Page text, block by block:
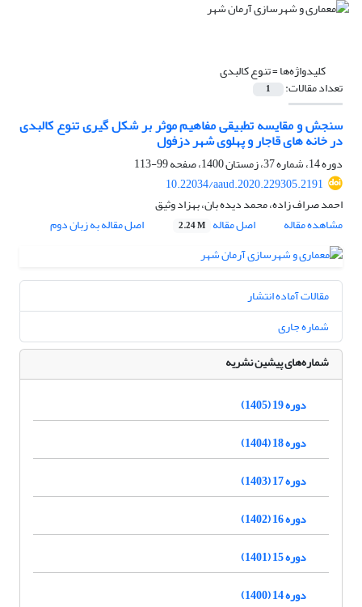
کلیدواژه‌ها =تنوع کالبدی
تعداد مقالات: 1
سنجش و مقایسه تطبیقی مفاهیم موثر بر شکل گیری تنوع کالبدی
در خانه های قاجار و پهلوی شهر دزفول
دوره 14، شماره 37، زمستان 1400، صفحه
99-113
10.22034/aaud.2020.229305.2191
احمد صراف زاده، محمد دیده بان، بهزاد وثیق
مشاهده مقاله
اصل مقاله 2.24 M اصل مقاله به زبان دوم
مقالات آماده انتشار
شماره جاری
شماره‌های پیشین نشریه
دوره 19 (1405)
دوره 18 (1404)
دوره 17 (1403)
دوره 16 (1402)
دوره 15 (1401)
دوره 14 (1400)